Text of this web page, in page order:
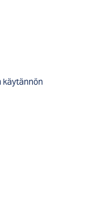
käytännön